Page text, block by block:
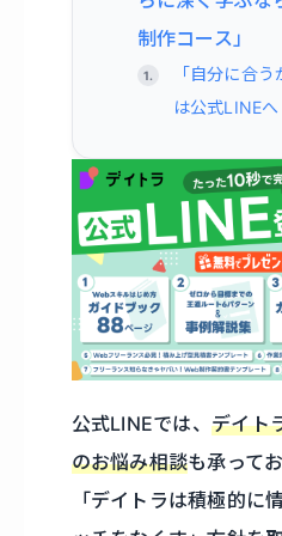
制作コース」
「自分に合
は公式LINEへ
公式LINEでは、デイト
のお悩み相談も承って
「デイトラは積極的に